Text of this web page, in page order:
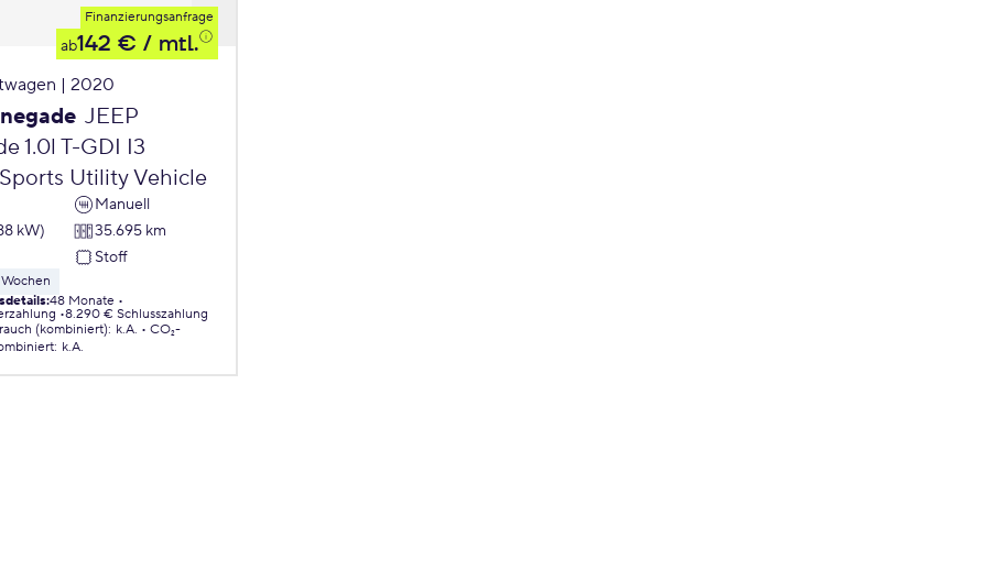
Finanzierungsanfrage
ab142 € / mtl.
| 2020
JEEP
1.0l T-GDI I3
Utility Vehicle
Manuell
kW)
35.695 km
Stoff
:48 Monate
8.290 € Schlusszahlung
(kombiniert): k.A.
CO₂-
: k.A.